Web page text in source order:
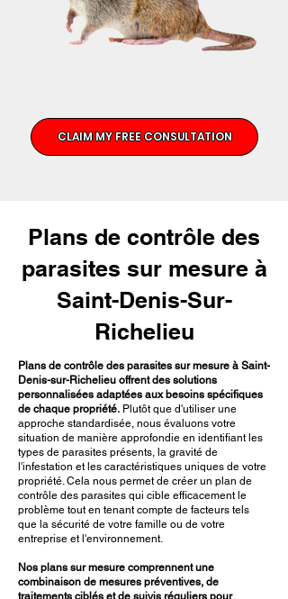
CLAIM MY FREE CONSULTATION
Plans de contrôle des
parasites sur mesure à
Saint-Denis-Sur-
Richelieu
Plans de contrôle des parasites sur mesure à Saint-
Denis-sur-Richelieu offrent des solutions
personnalisées adaptées aux besoins spécifiques
de chaque propriété. Plutôt que d'utiliser une
approche standardisée, nous évaluons votre
situation de manière approfondie en identifiant les
types de parasites présents, la gravité de
l'infestation et les caractéristiques uniques de votre
propriété. Cela nous permet de créer un plan de
contrôle des parasites qui cible efficacement le
problème tout en tenant compte de facteurs tels
que la sécurité de votre famille ou de votre
entreprise et l'environnement.
Nos plans sur mesure comprennent une
combinaison de mesures préventives, de
traitements ciblés et de suivis réguliers pour